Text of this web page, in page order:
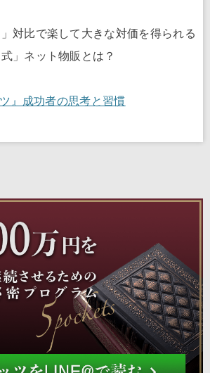
」対比で楽して大きな対価を得られる
」ネット物販とは？
』成功者の思考と習慣